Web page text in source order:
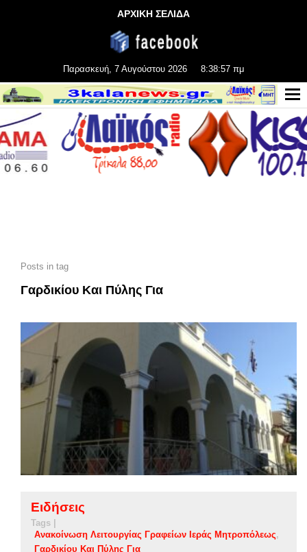
ΑΡΧΙΚΗ ΣΕΛΙΔΑ
Παρασκευή, 7 Αυγούστου 2026 8:38:58 πμ
Posts in tag
Γαρδικίου Και Πύλης Για
Ειδήσεις
Tags |
Ανακοίνωση Λειτουργίας Γραφείων Ιεράς Μητροπόλεως
Γαρδικίου Και Πύλης Για